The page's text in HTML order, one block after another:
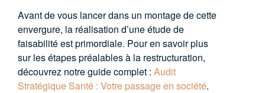
Avant de vous lancer dans un montage de cette
envergure, la réalisation d’une étude de
faisabilité est primordiale. Pour en savoir plus
sur les étapes préalables à la restructuration,
découvrez notre guide complet : Audit
Stratégique Santé : Votre passage en société.